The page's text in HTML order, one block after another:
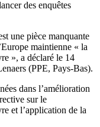
des enquêtes
une pièce manquante
maintienne « la
», a déclaré le 14
(PPE, Pays-Bas).
dans l’amélioration
sur le
et l’application de la